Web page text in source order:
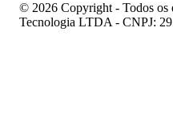
© 2026 Copyright - Todos os
Tecnologia LTDA - CNPJ: